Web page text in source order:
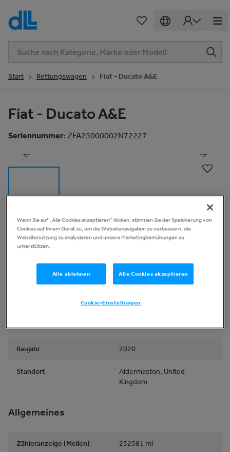
Start Rettungswagen Fiat - Ducato A&E
Fiat - Ducato A&E
Seriennummer: ZFA25000002N72227
Beschreibung
Ducato A&E
Seriennummer ZFA25000002N72227
Baujahr 2020
Standort
Aldermaston, United
Kingdom
Allgemeines
Zähleranzeige [Meilen] 232581 mi
Wenn Sie auf „Alle Cookies akzeptieren“ klicken, stimmen Sie der Speicherung von
Cookies auf Ihrem Gerät zu, um die Websitenavigation zu verbessern, die
Websitenutzung zu analysieren und unsere Marketingbemühungen zu
unterstützen.
Alle ablehnen Alle Cookies akzeptieren
Cookie-Einstellungen